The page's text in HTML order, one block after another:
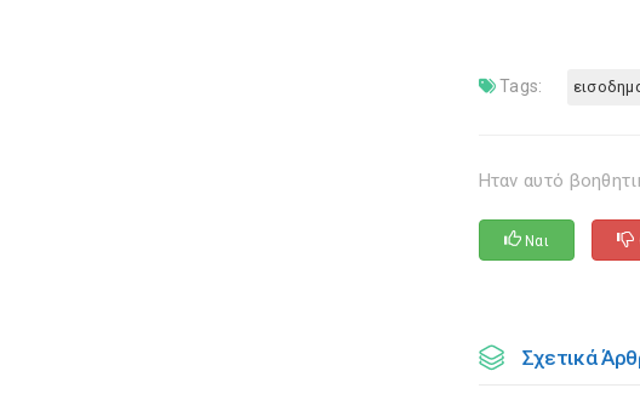
Tags:
Ηταν αυτό
Ναι
Σχετικά